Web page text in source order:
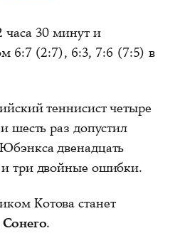
30 минут и
6:7 (2:7), 6:3, 7:6 (7:5) в
теннисист четыре
шесть раз допустил
двенадцать
три двойные ошибки.
Котова станет
.